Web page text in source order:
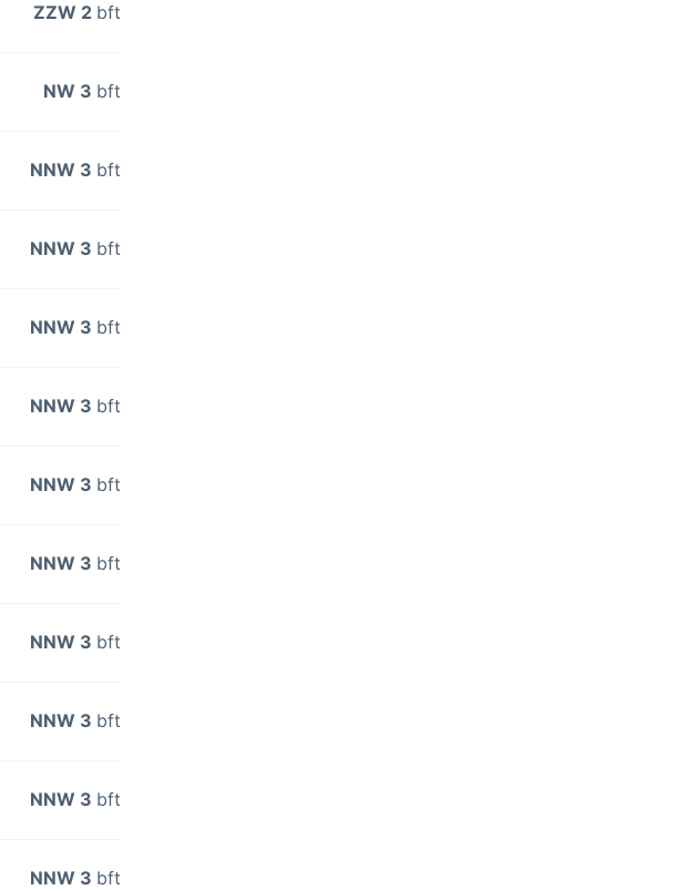
ZZW 2 bft
NW 3 bft
NNW 3 bft
NNW 3 bft
NNW 3 bft
NNW 3 bft
NNW 3 bft
NNW 3 bft
NNW 3 bft
NNW 3 bft
NNW 3 bft
NNW 3 bft